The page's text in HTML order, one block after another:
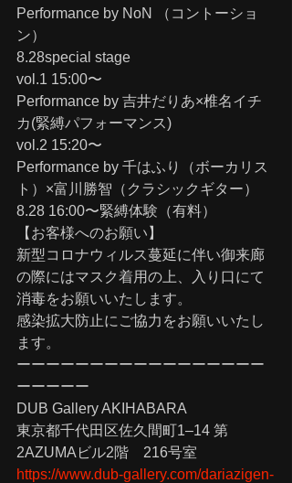
Performance by NoN （コントーショ
ン）
8.28special stage
vol.1 15:00〜
Performance by 吉井だりあ×椎名イチ
カ(緊縛パフォーマンス)
vol.2 15:20〜
Performance by 千はふり（ボーカリス
ト）×富川勝智（クラシックギター）
8.28 16:00〜緊縛体験（有料）
【お客様へのお願い】
新型コロナウィルス蔓延に伴い御来廊
の際にはマスク着用の上、入り口にて
消毒をお願いいたします。
感染拡大防止にご協力をお願いいたし
ます。
ーーーーーーーーーーーーーーーーー
ーーーーー
DUB Gallery AKIHABARA
東京都千代田区佐久間町1–14 第
2AZUMAビル2階　216号室
https://www.dub-gallery.com/dariazigen-